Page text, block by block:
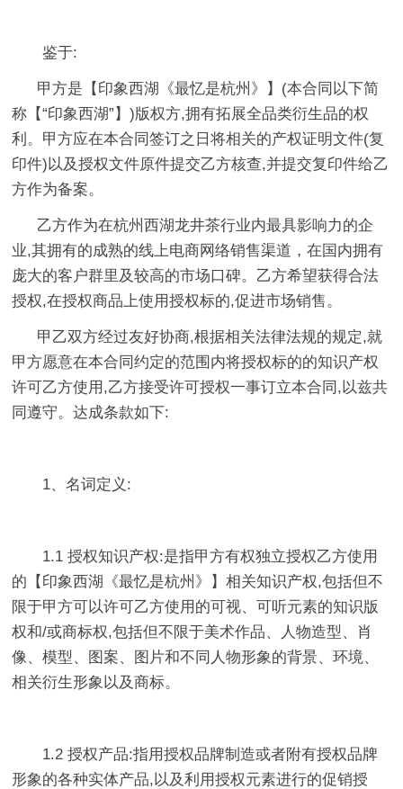
鉴于:
甲方是【印象西湖《最忆是杭州》】(本合同以下简
称【“印象西湖”】)版权方,拥有拓展全品类衍生品的权
利。甲方应在本合同签订之日将相关的产权证明文件(复
印件)以及授权文件原件提交乙方核查,并提交复印件给乙
方作为备案。
乙方作为在杭州西湖龙井茶行业内最具影响力的企
业,其拥有的成熟的线上电商网络销售渠道，在国内拥有
庞大的客户群里及较高的市场口碑。乙方希望获得合法
授权,在授权商品上使用授权标的,促进市场销售。
甲乙双方经过友好协商,根据相关法律法规的规定,就
甲方愿意在本合同约定的范围内将授权标的的知识产权
许可乙方使用,乙方接受许可授权一事订立本合同,以兹共
同遵守。达成条款如下:
1、名词定义:
1.1 授权知识产权:是指甲方有权独立授权乙方使用
的【印象西湖《最忆是杭州》】相关知识产权,包括但不
限于甲方可以许可乙方使用的可视、可听元素的知识版
权和/或商标权,包括但不限于美术作品、人物造型、肖
像、模型、图案、图片和不同人物形象的背景、环境、
相关衍生形象以及商标。
1.2 授权产品:指用授权品牌制造或者附有授权品牌
形象的各种实体产品,以及利用授权元素进行的促销授